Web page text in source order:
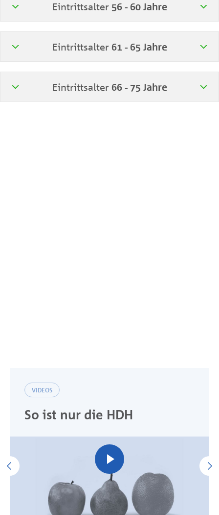
Eintrittsalter 56 - 60 Jahre
Eintrittsalter 61 - 65 Jahre
Eintrittsalter 66 - 75 Jahre
VIDEOS
So ist nur die HDH
Previous